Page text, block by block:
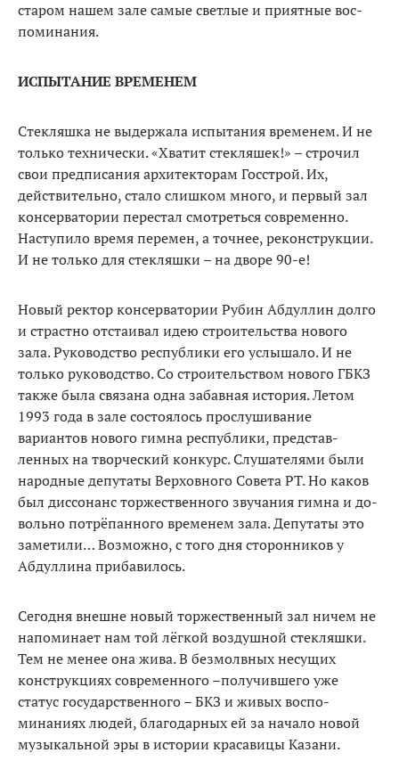
старом нашем зале самые светлые и приятные вос­
поминания.
ИСПЫТАНИЕ ВРЕМЕНЕМ
Стекляшка не выдержала ис­пытания временем. И не
только технически. «Хватит стекля­шек!» – строчил
свои предписа­ния архитекторам Госстрой. Их,
действительно, стало слишком много, и первый зал
консер­ватории перестал смотреться современно.
Наступило время перемен, а точнее, реконструк­ции.
И не только для стекляшки – на дворе 90-е!
Новый ректор консерватории Рубин Абдуллин долго
и страстно отстаивал идею строительства нового
зала. Руководство респу­блики его услышало. И не
только руководство. Со строительством нового ГБКЗ
также была связана одна забавная история. Летом
1993 года в зале состоялось про­слушивание
вариантов нового гимна республики, представ­
ленных на творческий конкурс. Слушателями были
народные депутаты Верховного Совета РТ. Но каков
был диссонанс торже­ственного звучания гимна и до­
вольно потрёпанного временем зала. Депутаты это
заметили… Возможно, с того дня сторонни­ков у
Абдуллина прибавилось.
Сегодня внешне новый тор­жественный зал ничем не
напо­минает нам той лёгкой воздуш­ной стекляшки.
Тем не менее она жива. В безмолвных несущих
конструкциях современного –по­лучившего уже
статус государ­ственного – БКЗ и живых воспо­
минаниях людей, благодарных ей за начало новой
музыкаль­ной эры в истории красавицы Казани.